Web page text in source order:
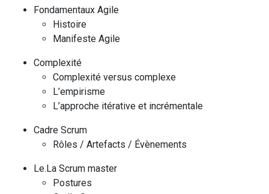
Fondamentaux Agile
Histoire
Manifeste Agile
Complexité
Complexité versus complexe
L’empirisme
L’approche itérative et incrémentale
Cadre Scrum
Rôles / Artefacts / Évènements
Le.La Scrum master
Postures